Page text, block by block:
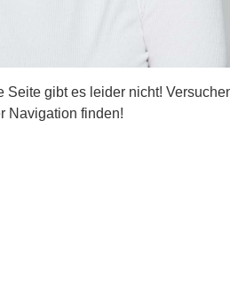
gibt es leider nicht!
Navigation finden!